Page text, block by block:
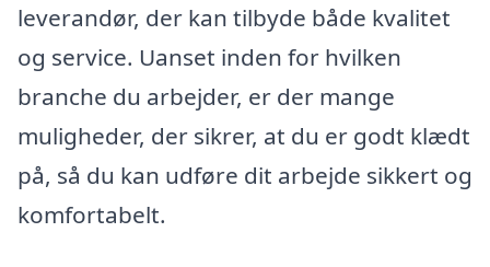
leverandør, der kan tilbyde både kvalitet
og service. Uanset inden for hvilken
branche du arbejder, er der mange
muligheder, der sikrer, at du er godt klædt
på, så du kan udføre dit arbejde sikkert og
komfortabelt.